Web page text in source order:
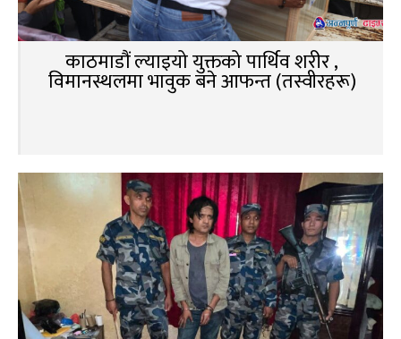
काठमाडौं ल्याइयो युक्तको पार्थिव शरीर ,
विमानस्थलमा भावुक बने आफन्त (तस्वीरहरू)